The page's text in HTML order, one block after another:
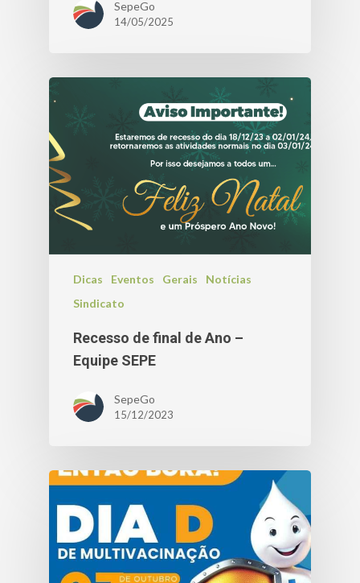
SepeGo
14/05/2025
Dicas Eventos Gerais
Notícias
Sindicato
Recesso de final de Ano –
Equipe SEPE
SepeGo
15/12/2023